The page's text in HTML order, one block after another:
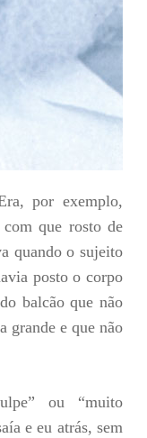
por exemplo,
com que rosto de
quando o sujeito
posto o corpo
balcão que não
grande e que não
ou “muito
e eu atrás, sem